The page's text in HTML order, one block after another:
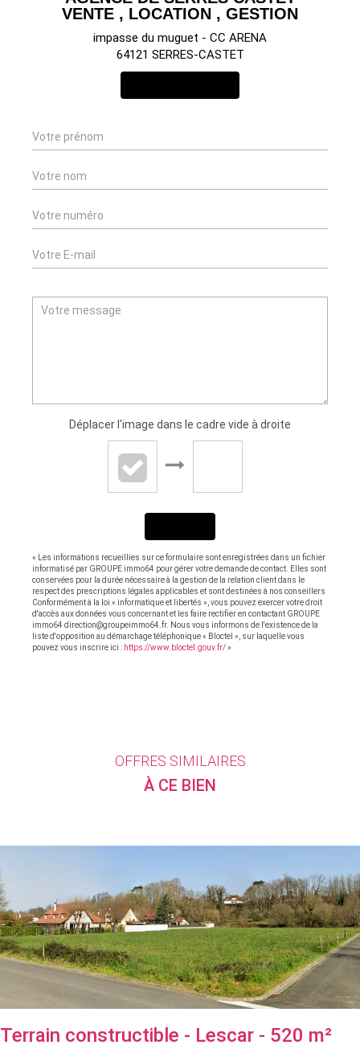
VENTE , LOCATION , GESTION
impasse du muguet - CC ARENA
64121 SERRES-CASTET
Déplacer l'image dans le cadre vide à droite
« Les informations recueillies sur ce formulaire sont enregistrées dans un fichier
informatisé par GROUPE immo64 pour gérer votre demande de contact. Elles sont
conservées pour la durée nécessaire à la gestion de la relation client dans le
respect des prescriptions légales applicables et sont destinées à nos conseillers
Conformément à la loi « informatique et libertés », vous pouvez exercer votre droit
d'accès aux données vous concernant et les faire rectifier en contactant GROUPE
immo64 direction@groupeimmo64.fr. Nous vous informons de l'existence de la
liste d'opposition au démarchage téléphonique « Bloctel », sur laquelle vous
pouvez vous inscrire ici : https://www.bloctel.gouv.fr/»
OFFRES SIMILAIRES
À CE BIEN
Terrain constructible - Lescar - 520 m²